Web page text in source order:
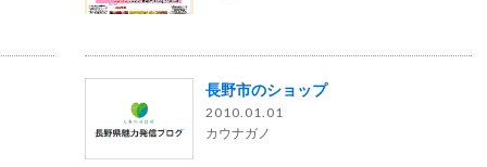
長野市のショップ
2010.01.01
カウナガノ